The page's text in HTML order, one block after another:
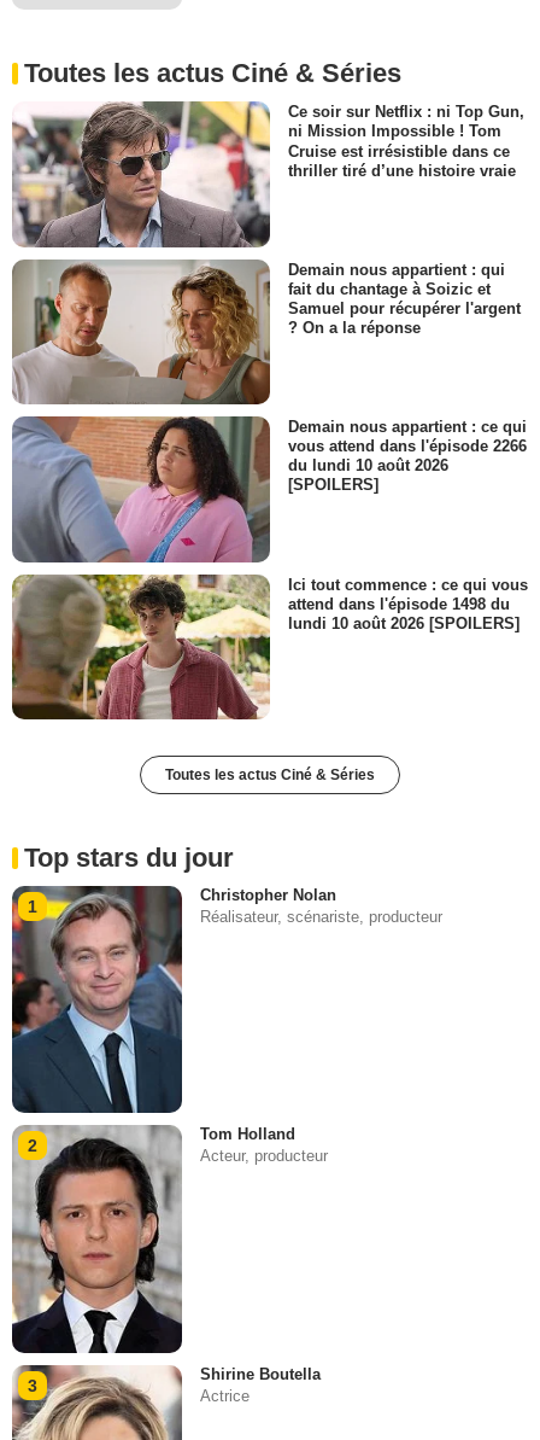
Toutes les actus Ciné & Séries
Ce soir sur Netflix : ni Top Gun,
ni Mission Impossible ! Tom
Cruise est irrésistible dans ce
thriller tiré d’une histoire vraie
Demain nous appartient : qui
fait du chantage à Soizic et
Samuel pour récupérer l'argent
? On a la réponse
Demain nous appartient : ce qui
vous attend dans l'épisode 2266
du lundi 10 août 2026
[SPOILERS]
Ici tout commence : ce qui vous
attend dans l'épisode 1498 du
lundi 10 août 2026 [SPOILERS]
Toutes les actus Ciné & Séries
Top stars du jour
1
Christopher Nolan
Réalisateur, scénariste, producteur
2
Tom Holland
Acteur, producteur
3
Shirine Boutella
Actrice